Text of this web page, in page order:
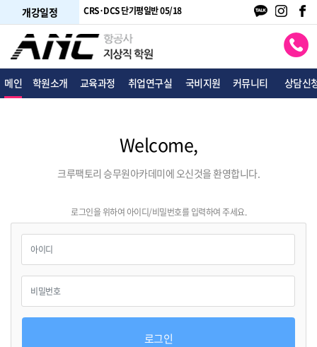
개강일정
기주말반 05/10 CRS·DCS 단기평일반 05/18 여행사 토파스 05/18
메인 학원소개 교육과정 취업연구실 국비지원 커뮤니티 상담신
Welcome,
크루팩토리 승무원아카데미에 오신것을 환영합니다.
로그인을 위하여 아이디/비밀번호를 입력하여 주세요.
로그인